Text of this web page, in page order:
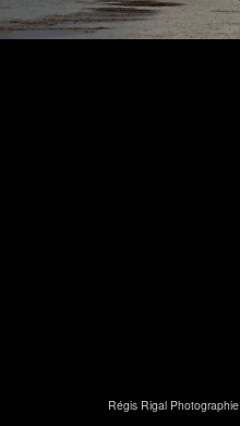
Régis Rigal Photographie